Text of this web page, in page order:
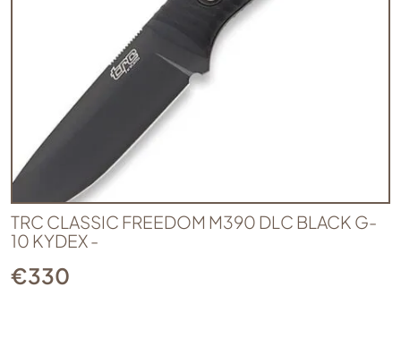
TRC CLASSIC FREEDOM M390 DLC BLACK G-
10 KYDEX -
€330